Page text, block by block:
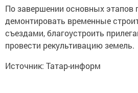
По завершении основных этапов
демонтировать временные
съездами, благоустроить
провести рекультивацию земель.
Источник: Татар-информ